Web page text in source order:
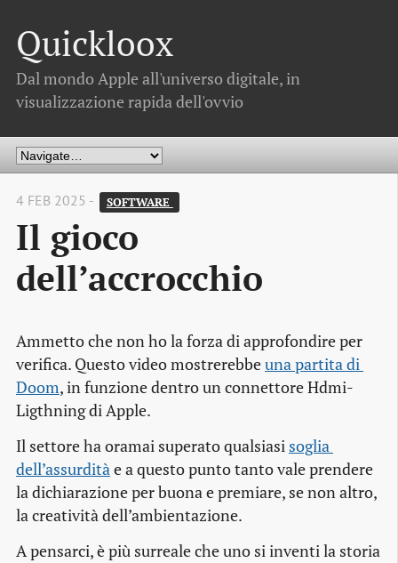
Quickloox
Dal mondo Apple all'universo digitale, in
visualizzazione rapida dell'ovvio
4 FEB 2025 - SOFTWARE
Il gioco
dell’accrocchio
Ammetto che non ho la forza di approfondire per
verifica. Questo video mostrerebbeuna partita di
Doom, in funzione dentro un connettore Hdmi-
Ligthning di Apple.
Il settore ha oramai superato qualsiasi soglia
dell’assurditàe a questo punto tanto vale prendere
la dichiarazione per buona e premiare, se non altro,
la creatività dell’ambientazione.
A pensarci, è più surreale che uno si inventi la storia